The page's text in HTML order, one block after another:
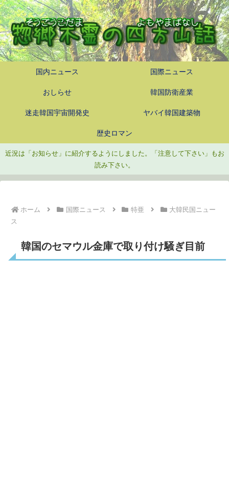
国内ニュース 国際ニュース
おしらせ 韓国防衛産業
迷走韓国宇宙開発史 ヤバイ韓国建築物
歴史ロマン
近況は「お知らせ」に紹介するようにしました。「注意して下さい」もお
読み下さい。
ホーム 国際ニュース 特亜
大韓民国ニュー
ス
韓国のセマウル金庫で取り付け騒ぎ目前